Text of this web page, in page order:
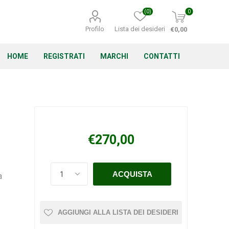
Profilo Lista dei desideri
(0) 0
€0,00
HOME REGISTRATI MARCHI
Echo
CONTATTI
€270,00
AGGIUNGI ALLA LISTA DEI DESIDERI